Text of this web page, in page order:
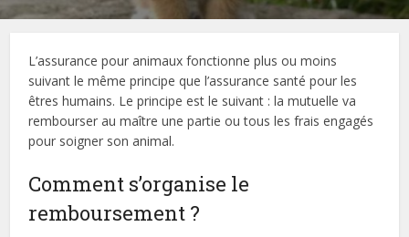
L’assurance pour animaux fonctionne plus ou moins
suivant le même principe que l’assurance santé pour les
êtres humains. Le principe est le suivant : la mutuelle va
rembourser au maître une partie ou tous les frais engagés
pour soigner son animal.
Comment s’organise le
remboursement ?